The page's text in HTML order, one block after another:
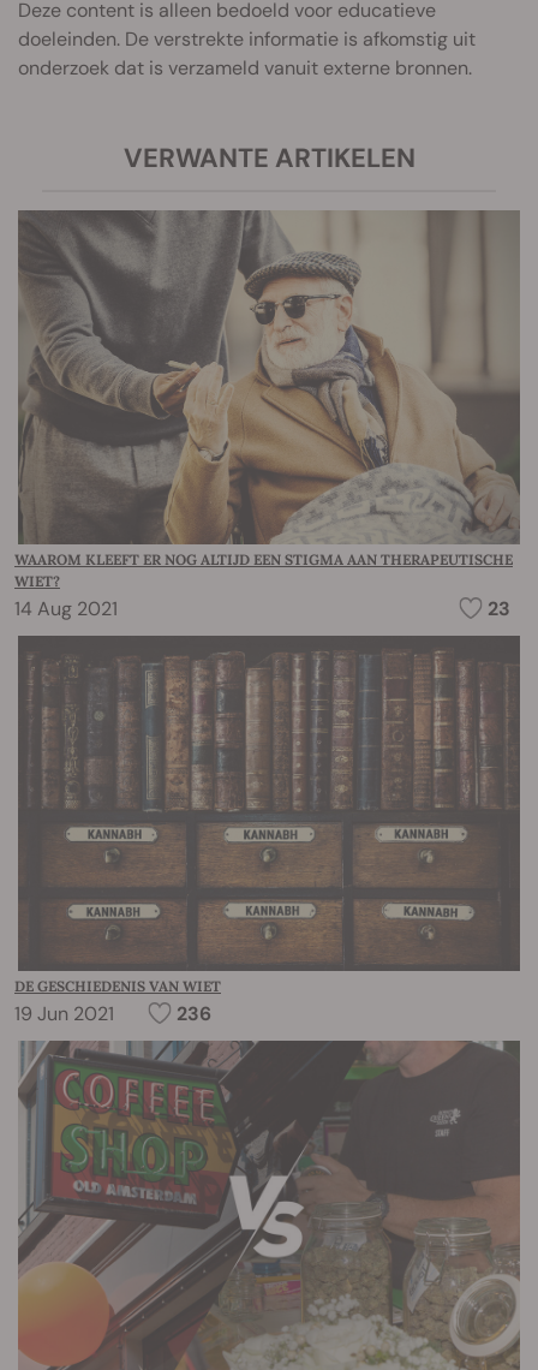
Deze content is alleen bedoeld voor educatieve
doeleinden. De verstrekte informatie is afkomstig uit
onderzoek dat is verzameld vanuit externe bronnen.
VERWANTE ARTIKELEN
WAAROM KLEEFT ER NOG ALTIJD EEN STIGMA AAN THERAPEUTISCHE
WIET?
14 Aug 2021 23
DE GESCHIEDENIS VAN WIET
19 Jun 2021 236